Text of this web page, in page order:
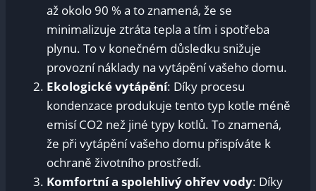
až okolo 90 % a to znamená, že se
minimalizuje ztráta tepla a tím i spotřeba
plynu. To v konečném důsledku snižuje
provozní náklady na vytápění vašeho domu.
Ekologické vytápění: Díky procesu
kondenzace produkuje tento typ kotle méně
emisí CO2 než jiné typy kotlů. To znamená,
že při vytápění vašeho domu přispíváte k
ochraně životního prostředí.
Komfortní a spolehlivý ohřev vody: Díky